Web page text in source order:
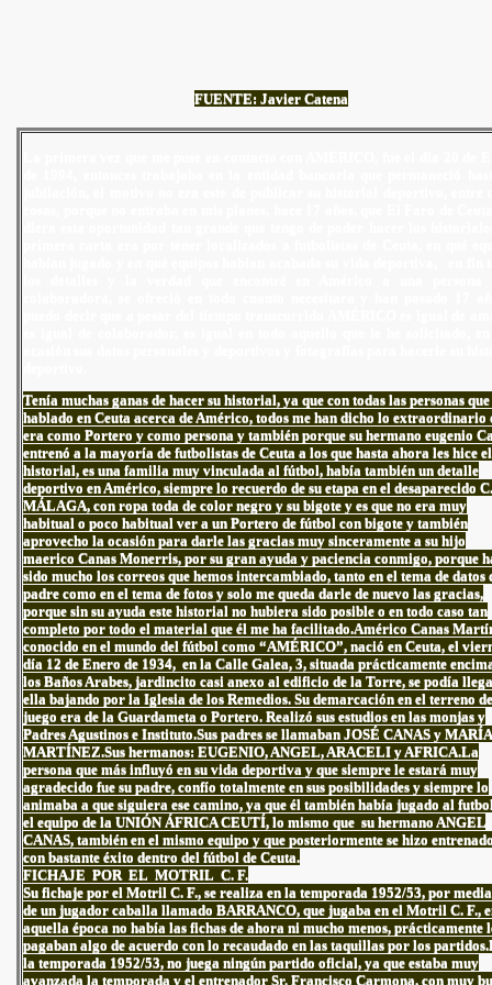
FUENTE: Javier Catena
Tenía muchas ganas de hacer su historial, ya que con todas las personas
hablado en Ceuta acerca de Américo, todos me han dicho lo extraordinario
era como Portero y como persona y también porque su hermano eugenio
entrenó a la mayoría de futbolistas de Ceuta a los que hasta ahora les hice el
historial, es una familia muy vinculada al fútbol, había también un detalle
deportivo en Américo, siempre lo recuerdo de su etapa en el desaparecido
MÁLAGA, con ropa toda de color negro y su bigote y es que no era muy
habitual o poco habitual ver a un Portero de fútbol con bigote y también
aprovecho la ocasión para darle las gracias muy sinceramente a su hijo
maerico Canas Monerris, por su gran ayuda y paciencia conmigo, porque
sido mucho los correos que hemos intercambiado, tanto en el tema de datos
padre como en el tema de fotos y solo me queda darle de nuevo las gracias,
porque sin su ayuda este historial no hubiera sido posible o en todo caso tan
completo por todo el material que él me ha facilitado.Américo Canas
conocido en el mundo del fútbol como “AMÉRICO”, nació en Ceuta, el
día 12 de Enero de 1934, en la Calle Galea, 3, situada prácticamente
los Baños Arabes, jardincito casi anexo al edificio de la Torre, se podía
ella bajando por la Iglesia de los Remedios. Su demarcación en el terreno de
juego era de la Guardameta o Portero. Realizó sus estudios en las monjas y
Padres Agustinos e Instituto.Sus padres se llamaban JOSÉ CANAS y MARÍA
MARTÍNEZ.Sus hermanos: EUGENIO, ANGEL, ARACELI y AFRICA.La
persona que más influyó en su vida deportiva y que siempre le estará muy
agradecido fue su padre, confío totalmente en sus posibilidades y siempre lo
animaba a que siguiera ese camino, ya que él también había jugado al
el equipo de la UNIÓN ÁFRICA CEUTÍ, lo mismo que su hermano ANGEL
CANAS, también en el mismo equipo y que posteriormente se hizo
con bastante éxito dentro del fútbol de Ceuta.
FICHAJE POR EL MOTRIL C. F.
Su fichaje por el Motril C. F., se realiza en la temporada 1952/53, por
de un jugador caballa llamado BARRANCO, que jugaba en el Motril C. F.,
aquella época no había las fichas de ahora ni mucho menos, prácticamente
pagaban algo de acuerdo con lo recaudado en las taquillas por los
la temporada 1952/53, no juega ningún partido oficial, ya que estaba muy
avanzada la temporada y el entrenador Sr. Francisco Carmona, con muy